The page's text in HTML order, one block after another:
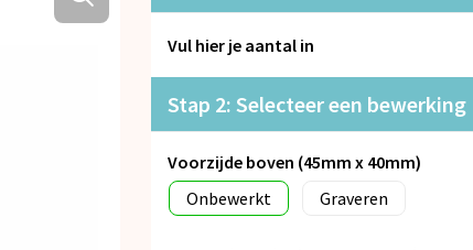
Vul hier je aantal in
Stap 2: Selecteer een bewerking
Voorzijde boven (45mm x 40mm)
Onbewerkt
Graveren